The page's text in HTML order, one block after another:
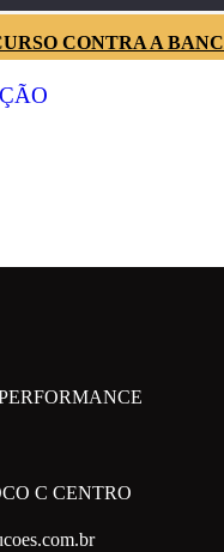
CONTRA A
C CENTRO